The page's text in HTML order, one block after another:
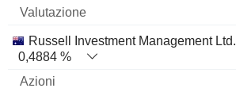
Russell Investment Management Ltd.
0,4884 %